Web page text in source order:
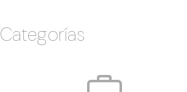
Categorías